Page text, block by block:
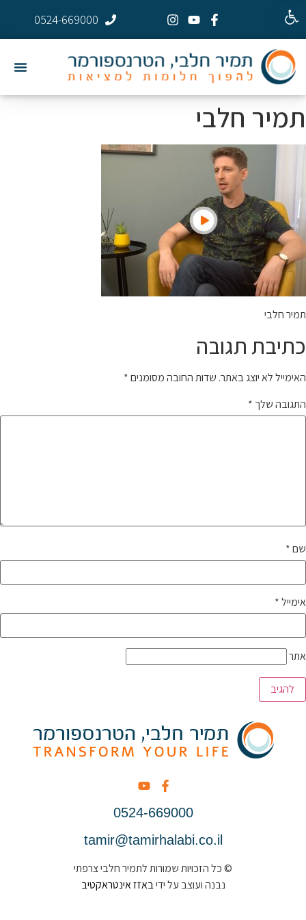
פתח סרגל נגישות
0524-669000
תמיר חלבי
תמיר חלבי
כתיבת תגובה
האימייל לא יוצג באתר. שדות החובה מסומנים*
התגובה שלך *
שם*
אימייל*
אתר
0524-669000
tamir@tamirhalabi.co.il
© כל הזכויות שמורות לתמיר חלבי צרפתי
נבנה ועוצב על ידיבאזז אינטראקטיב